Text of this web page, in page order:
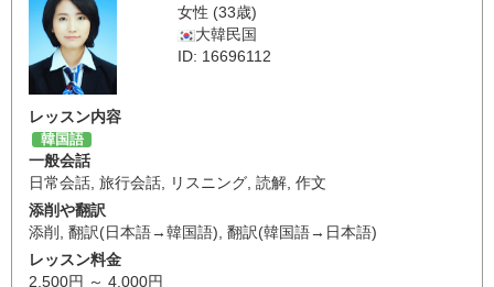
女性 (33歳)
大韓民国
ID: 16696112
レッスン内容
韓国語
一般会話
日常会話 旅行会話 リスニング 読解 作文
添削や翻訳
添削 翻訳(日本語→韓国語) 翻訳(韓国語→日本語)
レッスン料金
2,500円 ～ 4,000円